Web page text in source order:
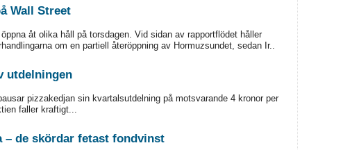
Wall Street
åt olika håll på torsdagen. Vid sidan av rapportflödet håller
om en partiell återöppning av Hormuzsundet, sedan Ir..
utdelningen
pizzakedjan sin kvartalsutdelning på motsvarande 4 kronor per
faller kraftigt...
– de skördar fetast fondvinst